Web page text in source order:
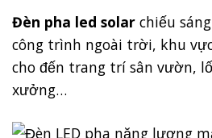
Đèn pha led solar chiếu
công trình ngoài trời, khu
cho đến trang trí sân vườn,
xưởng…